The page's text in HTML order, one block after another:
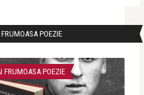
POEZIE
FRUMOASA POEZIE